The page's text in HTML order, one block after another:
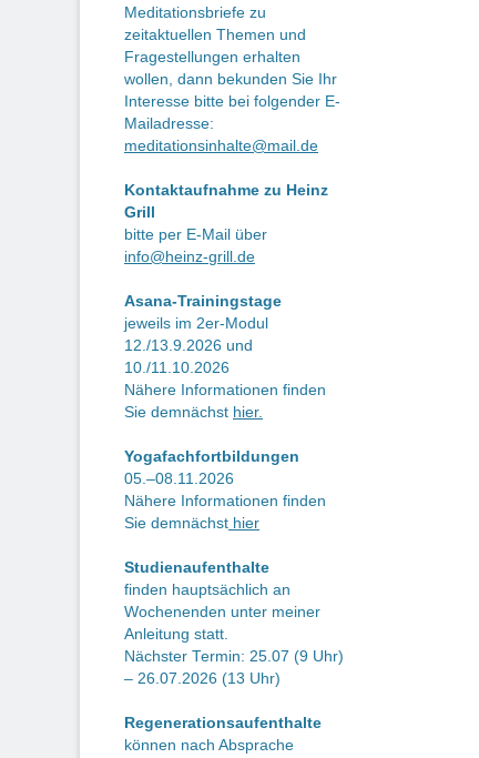
Meditationsbriefe zu
zeitaktuellen Themen und
Fragestellungen erhalten
wollen, dann bekunden Sie Ihr
Interesse bitte bei folgender E-
Mailadresse:
meditationsinhalte@mail.de
Kontaktaufnahme zu Heinz
Grill
bitte per E-Mail über
info@heinz-grill.de
Asana-Trainingstage
jeweils im 2er-Modul
12./13.9.2026 und
10./11.10.2026
Nähere Informationen finden
Sie demnächst hier.
Yogafachfortbildungen
05.–08.11.2026
Nähere Informationen finden
Sie demnächst hier
Studienaufenthalte
finden hauptsächlich an
Wochenenden unter meiner
Anleitung statt.
Nächster Termin: 25.07 (9 Uhr)
– 26.07.2026 (13 Uhr)
Regenerationsaufenthalte
können nach Absprache